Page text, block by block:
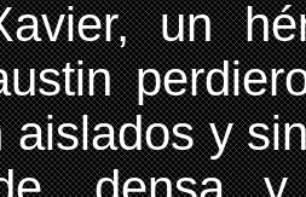
un
aislados y